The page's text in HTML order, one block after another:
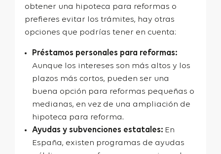
obtener una hipoteca para reformas o
prefieres evitar los trámites, hay otras
opciones que podrías tener en cuenta:
Préstamos personales para reformas:
Aunque los intereses son más altos y los
plazos más cortos, pueden ser una
buena opción para reformas pequeñas o
medianas, en vez de una ampliación de
hipoteca para reforma.
Ayudas y subvenciones estatales: En
España, existen programas de ayudas